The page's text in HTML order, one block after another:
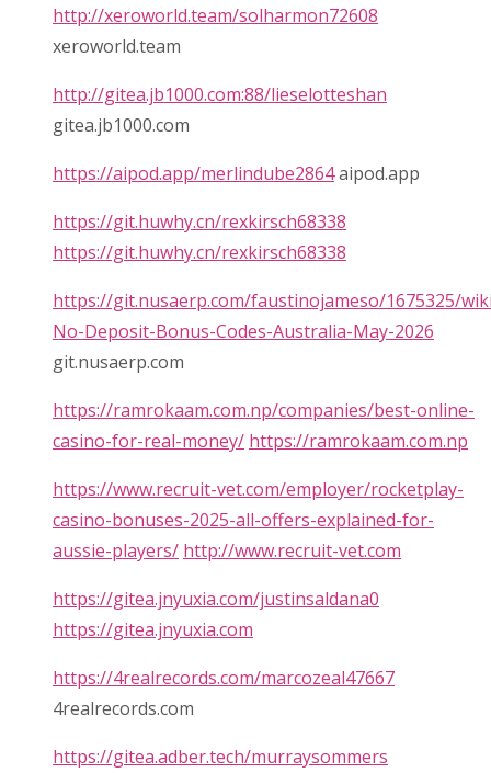
http://xeroworld.team/solharmon72608
xeroworld.team
http://gitea.jb1000.com:88/lieselotteshan
gitea.jb1000.com
https://aipod.app/merlindube2864aipod.app
https://git.huwhy.cn/rexkirsch68338
https://git.huwhy.cn/rexkirsch68338
https://git.nusaerp.com/faustinojameso/1675325/
No-Deposit-Bonus-Codes-Australia-May-2026
git.nusaerp.com
https://ramrokaam.com.np/companies/best-online-
casino-for-real-money/ https://ramrokaam.com.np
https://www.recruit-vet.com/employer/rocketplay-
casino-bonuses-2025-all-offers-explained-for-
aussie-players/ http://www.recruit-vet.com
https://gitea.jnyuxia.com/justinsaldana0
https://gitea.jnyuxia.com
https://4realrecords.com/marcozeal47667
4realrecords.com
https://gitea.adber.tech/murraysommers